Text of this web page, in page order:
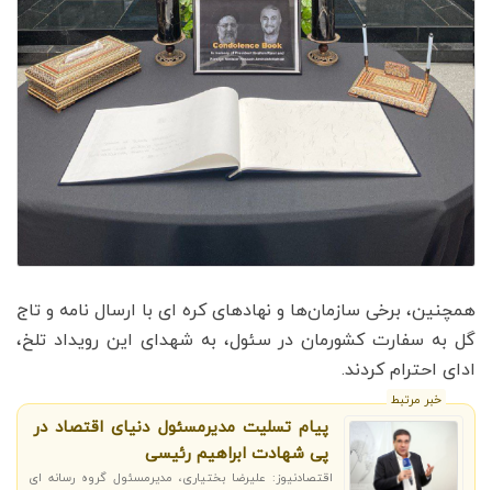
همچنین، برخی سازمان‌ها و نهادهای کره ای با ارسال نامه و تاج
گل به سفارت کشورمان در سئول، به شهدای این رویداد تلخ،
ادای احترام کردند.
خبر مرتبط
پیام تسلیت مدیرمسئول دنیای اقتصاد در
پی شهادت ابراهیم رئیسی
اقتصادنیوز: علیرضا بختیاری، مدیرمسئول گروه رسانه ای